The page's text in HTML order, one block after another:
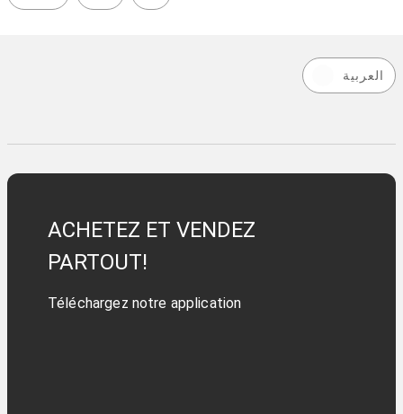
العربية
ACHETEZ ET VENDEZ
PARTOUT!
Téléchargez notre application